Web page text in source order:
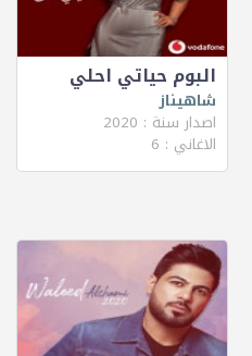
البوم حياتي احلي
شاهيناز
اصدار سنة : 2020
الاغاني : 6